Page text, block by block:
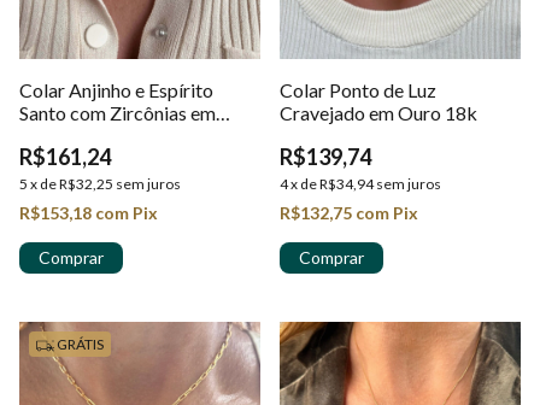
Colar Anjinho e Espírito
Santo com Zircônias em
R$161,24
5 x deR$32,25 sem juros
R$153,18 com Pix
Colar Ponto de Luz
Cravejado em Ouro 18k
R$139,74
4x deR$34,94 sem juros
R$132,75 com Pix
GRÁTIS